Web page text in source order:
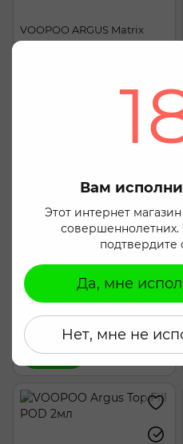
Мы заботимся о вашей
Используя этот веб-сайт
использованием файлов
это в настройках вашего
«Согласиться», чтобы дать
использование файлов
ознакомиться на странице
Вам
Этот интернет
подтвердите
Да, мне
Нет, мне не
VOOPOO ARGUS Matrix
VOOPOO Argus G3 mini
599 грн
Купить